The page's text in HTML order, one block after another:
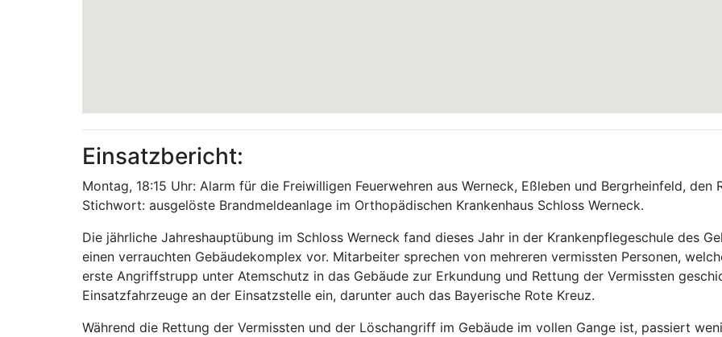
Einsatzbericht:
Montag, 18:15 Uhr: Alarm für die Freiwilligen Feuerwehren aus Werneck, Eßleben und Bergrheinfeld, den
Stichwort: ausgelöste Brandmeldeanlage im Orthopädischen Krankenhaus Schloss Werneck.
Die jährliche Jahreshauptübung im Schloss Werneck fand dieses Jahr in der Krankenpflegeschule des
einen verrauchten Gebäudekomplex vor. Mitarbeiter sprechen von mehreren vermissten Personen,
erste Angriffstrupp unter Atemschutz in das Gebäude zur Erkundung und Rettung der Vermissten
Einsatzfahrzeuge an der Einsatzstelle ein, darunter auch das Bayerische Rote Kreuz.
Während die Rettung der Vermissten und der Löschangriff im Gebäude im vollen Gange ist, passiert